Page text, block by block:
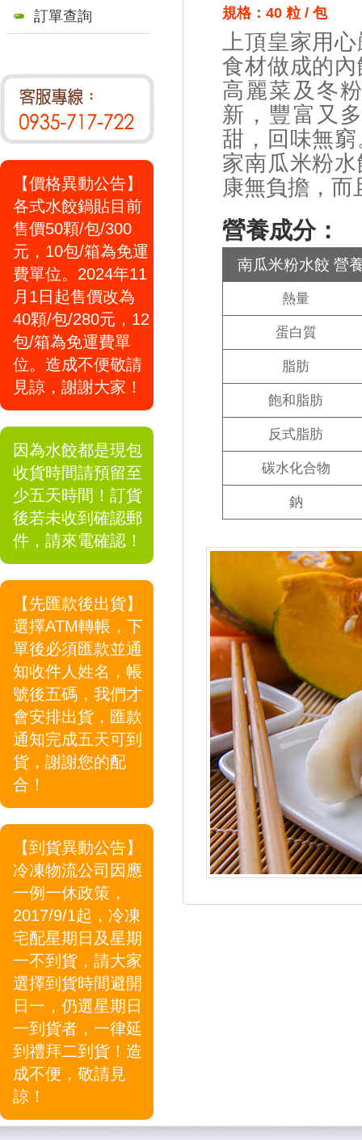
訂單查詢
【價格異動公告】
各式水餃鍋貼目前
售價50顆/包/300
元，10包/箱為免運
費單位。2024年11
月1日起售價改為
40顆/包/280元，12
包/箱為免運費單
位。造成不便敬請
見諒，謝謝大家！
因為水餃都是現包
收貨時間請預留至
少五天時間！訂貨
後若未收到確認郵
件，請來電確認！
【先匯款後出貨】
選擇ATM轉帳，下
單後必須匯款並通
知收件人姓名，帳
號後五碼，我們才
會安排出貨，匯款
通知完成五天可到
貨，謝謝您的配
合！
【到貨異動公告】
冷凍物流公司因應
一例一休政策，
2017/9/1起，冷凍
宅配星期日及星期
一不到貨，請大家
選擇到貨時間避開
日一，仍選星期日
一到貨者，一律延
到禮拜二到貨！造
成不便，敬請見
諒！
規格：40 粒 / 包
上頂皇家用
食材做成的
高麗菜及冬
新，豐富又
甜，回味無
家南瓜米粉
康無負擔，
營養成分：
南瓜米粉水餃 營
熱量
蛋白質
脂肪
飽和脂肪
反式脂肪
碳水化合物
鈉